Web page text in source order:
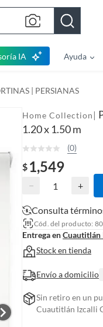
IA Ayuda
| PERSIANAS
Home Collection |
1.20 x 1.50 m
(0)
$ 1,549
− +
Consulta
Cód. del producto:
Entrega enCuautitlán
Stock en tienda
Envío a domicilio
Sin retiro en un
Cuautitlán Izcalli